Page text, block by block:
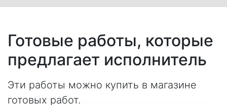
Готовые работы, которые
предлагает исполнитель
Эти работы можно купить в магазине
готовых работ.